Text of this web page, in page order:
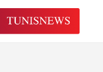
المحتوى